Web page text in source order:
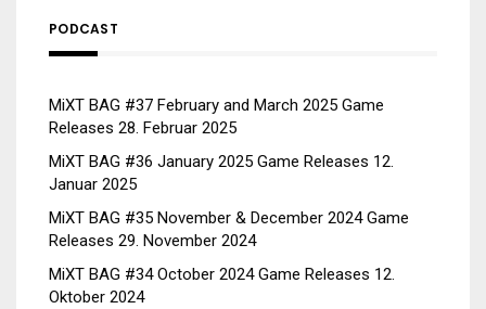
PODCAST
MiXT BAG #37 February and March 2025 Game
Releases 28. Februar 2025
MiXT BAG #36 January 2025 Game Releases 12.
Januar 2025
MiXT BAG #35 November & December 2024 Game
Releases 29. November 2024
MiXT BAG #34 October 2024 Game Releases 12.
Oktober 2024